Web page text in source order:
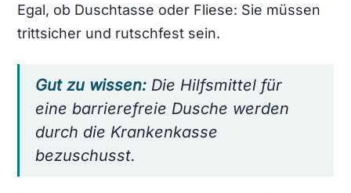
Egal, ob Duschtasse oder Fliese: Sie müssen
trittsicher und rutschfest sein.
Gut zu wissen: Die Hilfsmittel für
eine barrierefreie Dusche werden
durch die Krankenkasse
bezuschusst.